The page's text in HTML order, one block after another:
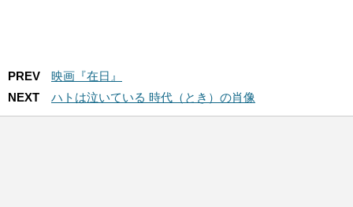
PREV
映画『在日』
NEXT
ハトは泣いている 時代（とき）の肖像